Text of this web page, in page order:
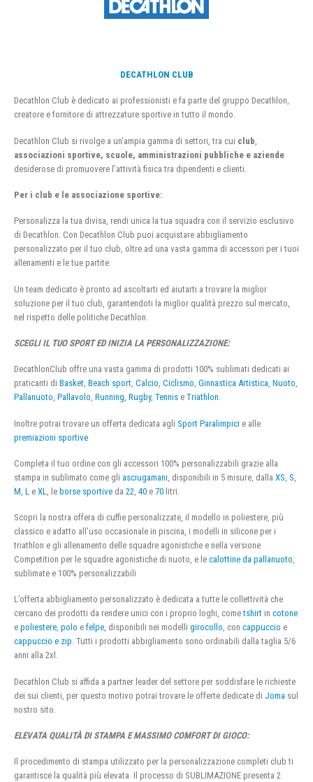
DECATHLON CLUB
Decathlon Club è dedicato ai professionisti e fa parte del gruppo Decathlon,
creatore e fornitore di attrezzature sportive in tutto il mondo.
Decathlon Club si rivolge a un’ampia gamma di settori, tra cui club
associazioni sportive, scuole, amministrazioni pubbliche e aziende
desiderose di promuovere l’attività fisica tra dipendenti e clienti.
Per i club e le associazione sportive:
Personalizza la tua divisa, rendi unica la tua squadra con il servizio esclusivo
di Decathlon. Con Decathlon Club puoi acquistare abbigliamento
personalizzato per il tuo club, oltre ad una vasta gamma di accessori per i tuoi
allenamenti e le tue partite.
Un team dedicato è pronto ad ascoltarti ed aiutarti a trovare la miglior
soluzione per il tuo club, garantendoti la miglior qualità prezzo sul mercato,
nel rispetto delle politiche Decathlon.
SCEGLI IL TUO SPORT ED INIZIA LA PERSONALIZZAZIONE:
DecathlonClub offre una vasta gamma di prodotti 100% sublimati dedicati ai
praticanti di Basket, Beach sport, Calcio, Ciclismo, Ginnastica Artistica, Nuoto,
Pallanuoto, Pallavolo, Running, Rugby, Tennis e Triathlon.
Inoltre potrai trovare un offerta dedicata agli Sport Paralimpici e alle
premiazioni sportive
Completa il tuo ordine con gli accessori 100% personalizzabili grazie alla
stampa in sublimato come gli asciugamani , disponibili in 5 misure, dalla XS S
M L e XL , le borse sportive da 22 40 e 70 litri.
Scopri la nostra offera di cuffie personalizzate, il modello in poliestere, più
classico e adatto all’uso occasionale in piscina, i modelli in silicone per i
triathlon e gli allenamento delle squadre agonistiche e nella versione
Competition per le squadre agonistiche di nuoto, e le calottine da pallanuoto,
sublimate e 100% personalizzabili
L’offerta abbigliamento personalizzato è dedicata a tutte le collettività che
cercano dei prodotti da rendere unici con i proprio loghi, cometshirt in cotone
e poliestere, polo e felpe, disponibili nei modelli girocollo, con cappuccio e
cappuccio e zip. Tutti i prodotti abbigliamento sono ordinabili dalla taglia 5/6
anni alla 2xl.
Decathlon Club si affida a partner leader del settore per soddisfare le richieste
dei sui clienti, per questo motivo potrai trovare le offerte dedicate di Joma sul
nostro sito.
ELEVATA QUALITÀ DI STAMPA E MASSIMO COMFORT DI GIOCO:
Il procedimento di stampa utilizzato per la personalizzazione completi club ti
garantisce la qualità più elevata. Il processo di SUBLIMAZIONE presenta 2